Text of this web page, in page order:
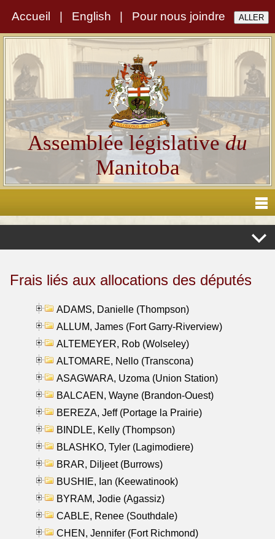
Accueil English Pour nous joindre
Assemblée législativedu
Manitoba
Frais liés aux allocations des députés
ADAMS, Danielle (Thompson)
ALLUM, James (Fort Garry-Riverview)
ALTEMEYER, Rob (Wolseley)
ALTOMARE, Nello (Transcona)
ASAGWARA, Uzoma (Union Station)
BALCAEN, Wayne (Brandon-Ouest)
BEREZA, Jeff (Portage la Prairie)
BINDLE, Kelly (Thompson)
BLASHKO, Tyler (Lagimodiere)
BRAR, Diljeet (Burrows)
BUSHIE, Ian (Keewatinook)
BYRAM, Jodie (Agassiz)
CABLE, Renee (Southdale)
CHEN, Jennifer (Fort Richmond)